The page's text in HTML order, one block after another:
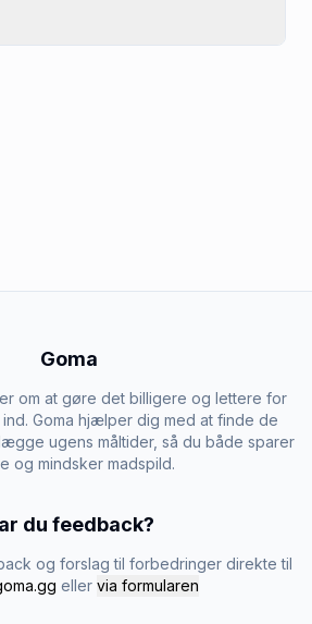
Goma
om at gøre det billigere og lettere for
Goma hjælper dig med at finde de
ugens måltider, så du både sparer
og mindsker madspild.
du feedback?
og forslag til forbedringer direkte til
eller via formularen